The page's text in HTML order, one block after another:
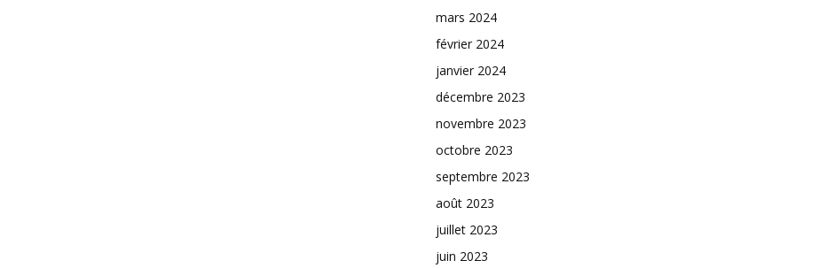
mars 2024
février 2024
janvier 2024
décembre 2023
novembre 2023
octobre 2023
septembre 2023
août 2023
juillet 2023
juin 2023